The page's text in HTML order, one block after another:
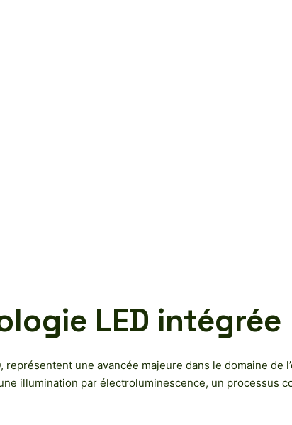
LED intégrée
une avancée majeure dans le domaine de
illumination par électroluminescence, un processus